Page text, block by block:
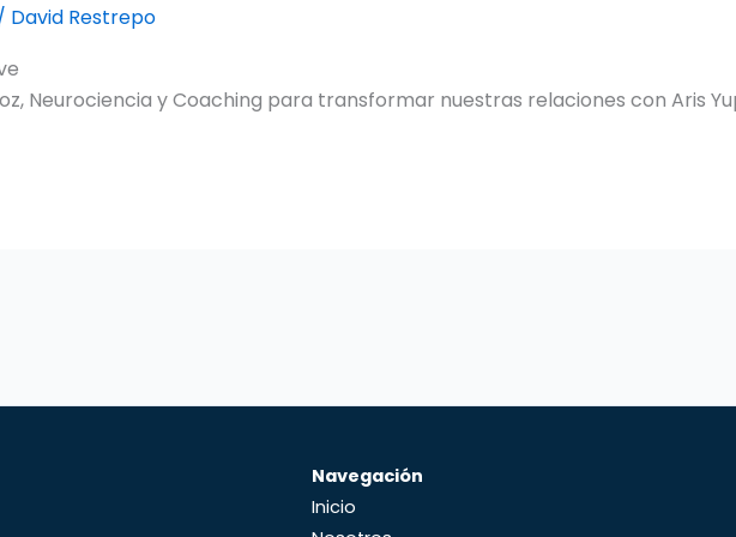
David Restrepo
Neurociencia y Coaching para transformar nuestras relaciones con Aris
Navegación
Inicio